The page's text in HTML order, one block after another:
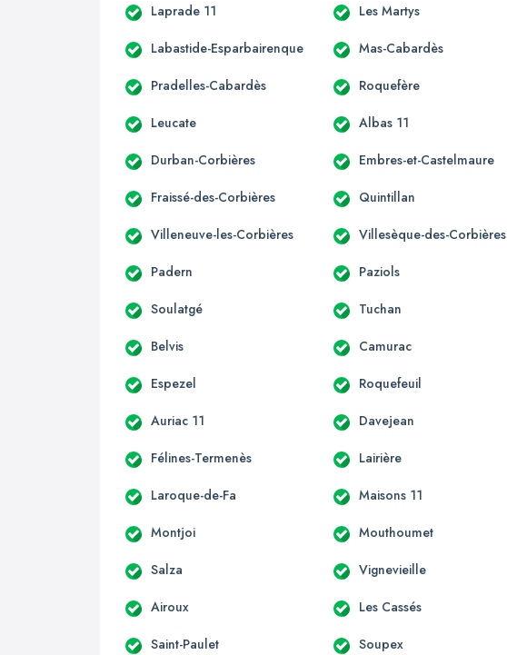
Laprade 11 Les Martys
Labastide-Esparbairenque Mas-Cabardès
Pradelles-Cabardès Roquefère
Leucate Albas 11
Durban-Corbières Embres-et-Castelmaure
Fraissé-des-Corbières Quintillan
Villeneuve-les-Corbières Villesèque-des-Corbières
Padern Paziols
Soulatgé Tuchan
Belvis Camurac
Espezel Roquefeuil
Auriac 11 Davejean
Félines-Termenès Lairière
Laroque-de-Fa Maisons 11
Montjoi Mouthoumet
Salza Vignevieille
Airoux Les Cassés
Saint-Paulet Soupex